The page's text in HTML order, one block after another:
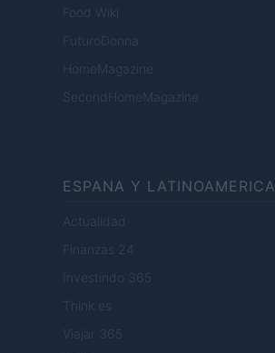
Food Wiki
FuturoDonna
HomeMagazine
SecondHomeMagazine
ESPANA Y LATINOAMERICA
Actualidad
Finanzas 24
Investindo 365
Think.es
Viajar 365